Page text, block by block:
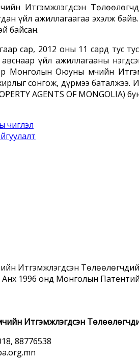
Итгэмжлэгдсэн
үйл ажиллагаагаа эхэлж
байсан.
сар, 2012 оны 11 сард тус
үйл ажиллагааны
Монголын Оюуны Өмчийн
сонгож, дүрмээ
AGENTS OF
чиглэл
Итгэмжлэгдсэн
Анх 1996 онд Монголын
Итгэмжлэгдсэн
88776538